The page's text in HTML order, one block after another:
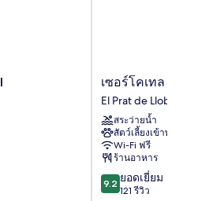
เซอร์
โค
เทล
บาร์
เซ
โลนา
เอล
แปรต
El
เซอร์โคเทล บาร์เซโล
El Prat de Llobregat
สระว่ายน้ำ
สัตว์เลี้ยงเข้าพักได้
Wi-Fi ฟรี
ร้านอาหาร
9.2
จาก
9.2 ยอดเยี่ยม
121 รีวิว